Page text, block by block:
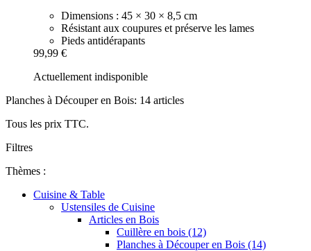
Dimensions : 45 × 30 × 8,5 cm
Résistant aux coupures et préserve les lames
Pieds antidérapants
99,99 €
Actuellement indisponible
Planches à Découper en Bois: 14 articles
Tous les prix TTC.
Filtres
Thèmes :
Cuisine & Table
Ustensiles de Cuisine
Articles en Bois
Cuillère en bois (12)
Planches à Découper en Bois (14)